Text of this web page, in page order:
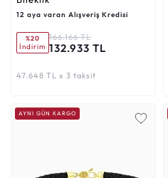
12 aya varan Alışveriş Kredisi
%20
İndirim
166.166 TL
132.933 TL
47.648 TL x 3 taksit
AYNI GÜN KARGO